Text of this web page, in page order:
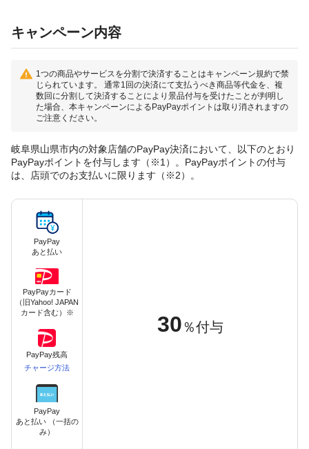
キャンペーン内容
1つの商品やサービスを分割で決済することはキャンペーン規約で禁
じられています。 通常1回の決済にて支払うべき商品等代金を、複
数回に分割して決済することにより景品付与を受けたことが判明し
た場合、本キャンペーンによるPayPayポイントは取り消されますの
ご注意ください。
岐阜県山県市内の対象店舗のPayPay決済において、以下のとおり
PayPayポイントを付与します（※1）。PayPayポイントの付与
は、店頭でのお支払いに限ります（※2）。
PayPay
あと払い
PayPayカード
（旧Yahoo! JAPAN
カード含む）※
PayPay残高
チャージ方法
PayPay
あと払い （一括の
み）
30 ％付与